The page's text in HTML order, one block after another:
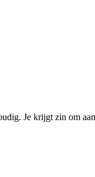
Je krijgt zin om